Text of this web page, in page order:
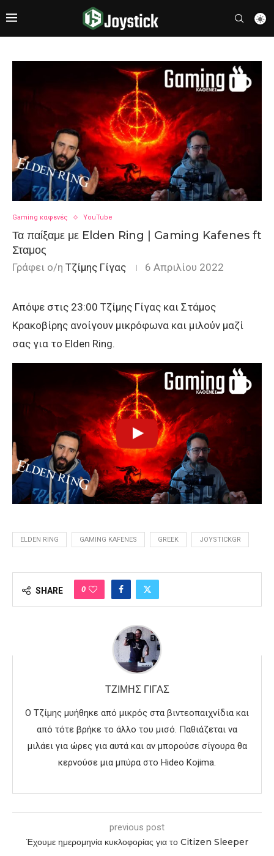
Gaming καφενές YouTube
Τα παίξαμε με Elden Ring | Gaming Kafenes ft
Σταμος
Γράφει ο/η Τζίμης Γίγας 6 Απριλίου 2022
Απόψε στις 23:00 Τζίμης Γίγας και Στάμος
Κρακοβίρης ανοίγουν μικρόφωνα και μιλούν μαζί
σας για το Elden Ring.
ELDEN RING GAMING KAFENES GREEK JOYSTICKGR
SHARE 0
ΤΖΊΜΗΣ ΓΊΓΑΣ
Ο Τζίμης μυήθηκε από μικρός στα βιντεοπαιχνίδια και
από τότε βρήκε το άλλο του μισό. Παθιάζεται να
μιλάει για ώρες για αυτά και αν μπορούσε σίγουρα θα
κερνούσε μια μπύρα στο Hideo Kojima.
previous post
Έχουμε ημερομηνία κυκλοφορίας για το Citizen Sleeper